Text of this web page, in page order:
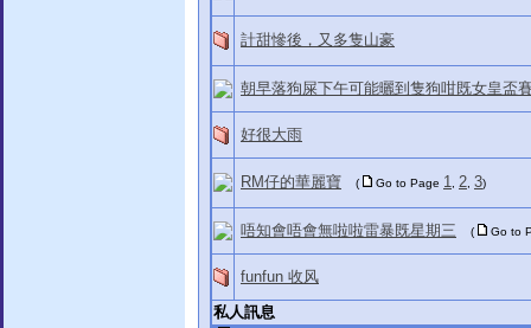
計甜慘後，又多隻山豪
朝早落狗屎下午可能曬到隻狗咁既女皇盃
好很大雨
RM仔的華麗寶 ( Go to Page 1 2 3)
唔知會唔會無啦啦雷暴既星期三 ( Go to
funfun 收风
私人訊息